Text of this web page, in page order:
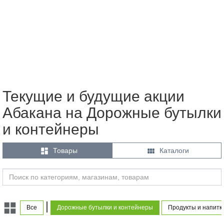
Текущие и будущие акции
Абакана на Дорожные бутылки
и контейнеры
 Товары  Каталоги
Все Дорожные бутылки и контейнеры Продукты и